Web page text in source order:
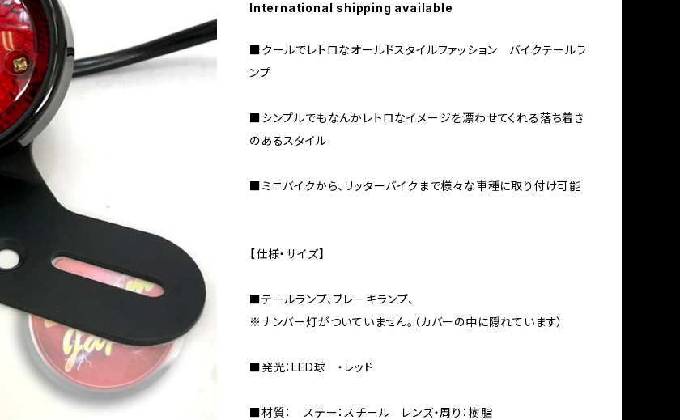
International shipping available
■クールでレトロなオールドスタイルファッション バイクテールラ
ンプ
■シンプルでもなんかレトロなイメージを漂わせてくれる落ち着き
のあるスタイル
■ミニバイクから、リッターバイクまで様々な車種に取り付け可能
【仕様・サイズ】
■テールランプ、ブレーキランプ、
※ナンバー灯がついていません。（カバーの中に隠れています）
■発光：LED球 ・レッド
■材質： ステー：スチール レンズ・周り：樹脂